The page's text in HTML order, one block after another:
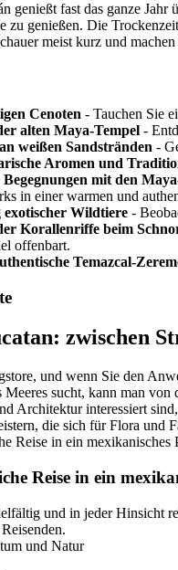
genießt fast das ganze
zu genießen. Die
meist kurz und
Cenoten - Tauchen Sie
alten Maya-Tempel -
weißen Sandstränden -
Aromen und
mit den
in einer warmen und
exotischer Wildtiere -
Korallenriffe beim
offenbart.
Temazcal-
zwischen
und wenn Sie den
Meeres sucht, kann man
Architektur interessiert
die sich für Flora und
Reise in ein
und in jeder Hinsicht